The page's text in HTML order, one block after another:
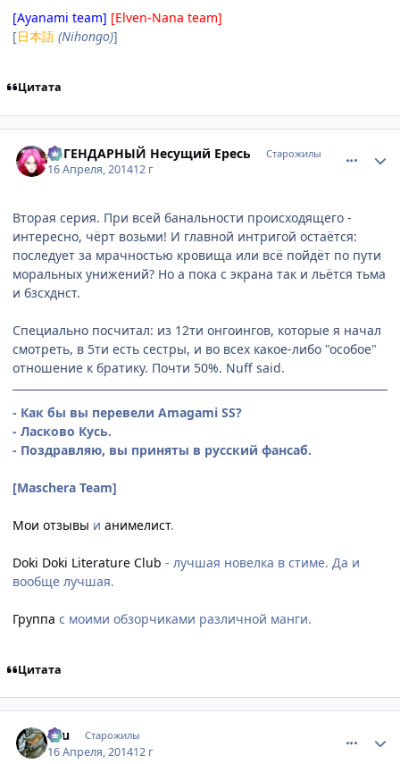
[Ayanami team] [Elven-Nana team]
[日本語 (Nihongo)]
Цитата
ЛЕГЕНДАРНЫЙ Несущий Ересь Старожилы
16 Апреля, 201412 г
Вторая серия. При всей банальности происходящего -
интересно, чёрт возьми! И главной интригой остаётся:
последует за мрачностью кровища или всё пойдёт по пути
моральных унижений? Но а пока с экрана так и льётся тьма
и бзсхднст.
Специально посчитал: из 12ти онгоингов, которые я начал
смотреть, в 5ти есть сестры, и во всех какое-либо "особое"
отношение к братику. Почти 50%. Nuff said.
- Как бы вы перевели Amagami SS?
- Ласково Кусь.
- Поздравляю, вы приняты в русский фансаб.
[Maschera Team]
Мои отзывы и анимелист.
Doki Doki Literature Club - лучшая новелка в стиме. Да и
вообще лучшая.
Группа с моими обзорчиками различной манги.
Цитата
Ellu Старожилы
16 Апреля, 201412 г